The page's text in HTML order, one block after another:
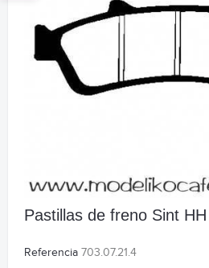
Pastillas de freno Sint
Referencia 703.07.21.4